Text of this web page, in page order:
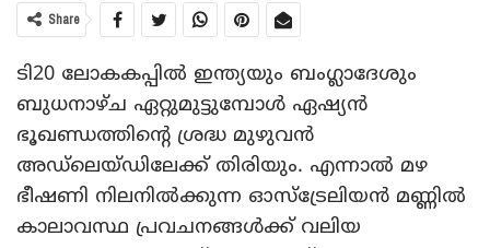
Share
ടി20 ലോകകപ്പിൽ ഇന്ത്യയും ബംഗ്ലാദേശും
ബുധനാഴ്‌ച ഏറ്റുമുട്ടുമ്പോൾ ഏഷ്യൻ
ഭൂഖണ്ഡത്തിന്റെ ശ്രദ്ധ മുഴുവൻ
അഡ്‌ലെയ്‌ഡിലേക്ക് തിരിയും. എന്നാൽ മഴ
ഭീഷണി നിലനിൽക്കുന്ന ഓസ്‌ട്രേലിയൻ മണ്ണിൽ
കാലാവസ്ഥ പ്രവചനങ്ങൾക്ക് വലിയ